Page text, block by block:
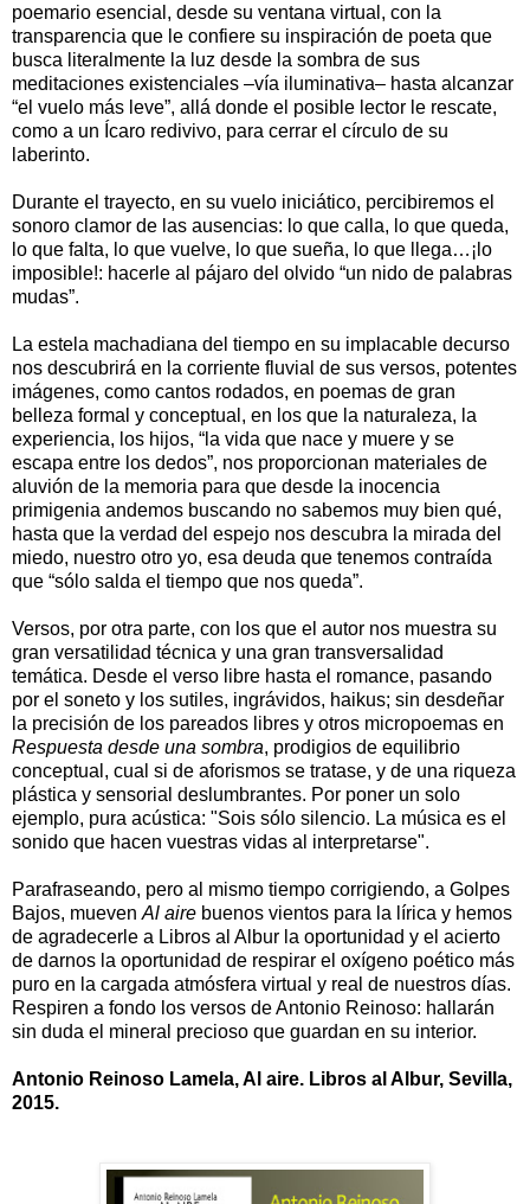
poemario esencial, desde su ventana virtual, con la
transparencia que le confiere su inspiración de poeta que
busca literalmente la luz desde la sombra de sus
meditaciones existenciales –vía iluminativa– hasta alcanzar
“el vuelo más leve”, allá donde el posible lector le rescate,
como a un Ícaro redivivo, para cerrar el círculo de su
laberinto.
Durante el trayecto, en su vuelo iniciático, percibiremos el
sonoro clamor de las ausencias: lo que calla, lo que queda,
lo que falta, lo que vuelve, lo que sueña, lo que llega…¡lo
imposible!: hacerle al pájaro del olvido “un nido de palabras
mudas”.
La estela machadiana del tiempo en su implacable decurso
nos descubrirá en la corriente fluvial de sus versos, potentes
imágenes, como cantos rodados, en poemas de gran
belleza formal y conceptual, en los que la naturaleza, la
experiencia, los hijos, “la vida que nace y muere y se
escapa entre los dedos”, nos proporcionan materiales de
aluvión de la memoria para que desde la inocencia
primigenia andemos buscando no sabemos muy bien qué,
hasta que la verdad del espejo nos descubra la mirada del
miedo, nuestro otro yo, esa deuda que tenemos contraída
que “sólo salda el tiempo que nos queda”.
Versos, por otra parte, con los que el autor nos muestra su
gran versatilidad técnica y una gran transversalidad
temática. Desde el verso libre hasta el romance, pasando
por el soneto y los sutiles, ingrávidos, haikus; sin desdeñar
la precisión de los pareados libres y otros micropoemas en
Respuesta desde una sombra, prodigios de equilibrio
conceptual, cual si de aforismos se tratase, y de una riqueza
plástica y sensorial deslumbrantes. Por poner un solo
ejemplo, pura acústica: "Sois sólo silencio. La música es el
sonido que hacen vuestras vidas al interpretarse".
Parafraseando, pero al mismo tiempo corrigiendo, a Golpes
Bajos, mueven Al aire buenos vientos para la lírica y hemos
de agradecerle a Libros al Albur la oportunidad y el acierto
de darnos la oportunidad de respirar el oxígeno poético más
puro en la cargada atmósfera virtual y real de nuestros días.
Respiren a fondo los versos de Antonio Reinoso: hallarán
sin duda el mineral precioso que guardan en su interior.
Antonio Reinoso Lamela, Al aire. Libros al Albur, Sevilla,
2015.